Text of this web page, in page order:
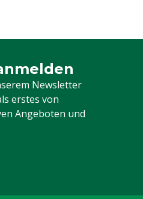
Newsletter
erstes von
Angeboten und
unseren Newsletter